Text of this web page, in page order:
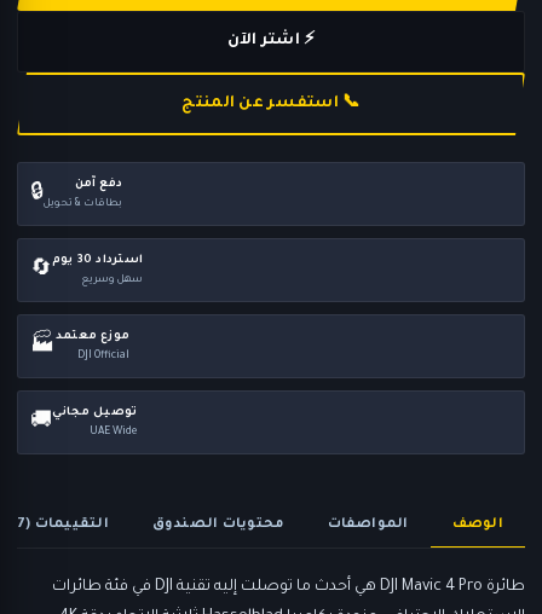
⚡ اشتر الآن
📞 استفسر عن المنتج
🔒 دفع آمن
بطاقات & تحويل
🔄 استرداد 30 يوم
سهل وسريع
🏭 موزع معتمد
DJI Official
🚚توصيل مجاني
UAE Wide
الوصف المواصفات محتويات الصندوق التقييمات (87)
طائرة DJI Mavic 4 Pro هي أحدث ما توصلت إليه تقنية DJI في فئة طائرات